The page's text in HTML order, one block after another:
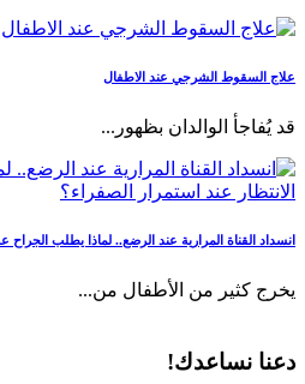
علاج السقوط الشرجي عند الاطفال
قد يُفاجأ الوالدان بظهور...
انسداد القناة المرارية عند الرضع.. لماذا يطلب الجراح
يخرج كثير من الأطفال من...
دعنا نساعدك!